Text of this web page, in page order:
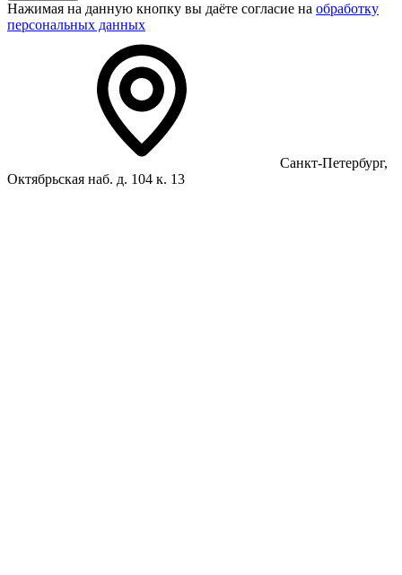
Нажимая на данную кнопку вы даёте согласие на обработку
персональных данных
Санкт-Петербург,
Октябрьская наб. д. 104 к. 13